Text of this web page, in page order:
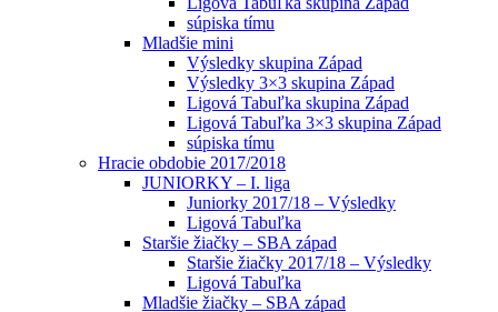
súpiska tímu
Mladšie mini
Výsledky skupina Západ
Výsledky 3×3 skupina Západ
Ligová Tabuľka skupina Západ
Ligová Tabuľka 3×3 skupina Západ
súpiska tímu
Hracie obdobie 2017/2018
JUNIORKY – I. liga
Juniorky 2017/18 – Výsledky
Ligová Tabuľka
Staršie žiačky – SBA západ
Staršie žiačky 2017/18 – Výsledky
Ligová Tabuľka
Mladšie žiačky – SBA západ